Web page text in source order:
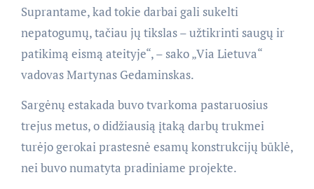
Suprantame, kad tokie darbai gali sukelti
nepatogumų, tačiau jų tikslas – užtikrinti saugų ir
patikimą eismą ateityje“, – sako „Via Lietuva“
vadovas Martynas Gedaminskas.
Sargėnų estakada buvo tvarkoma pastaruosius
trejus metus, o didžiausią įtaką darbų trukmei
turėjo gerokai prastesnė esamų konstrukcijų būklė,
nei buvo numatyta pradiniame projekte.